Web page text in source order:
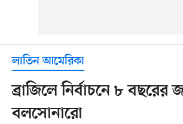
লাতিন আমেরিকা
ব্রাজিলে নির্বাচনে ৮ বছরের
বলসোনারো